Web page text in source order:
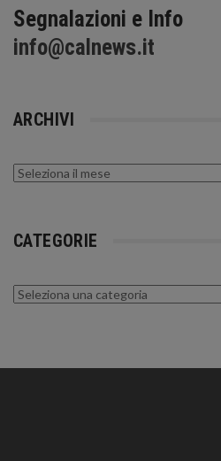
Segnalazioni e Info
info@calnews.it
ARCHIVI
Archivi
CATEGORIE
Categorie